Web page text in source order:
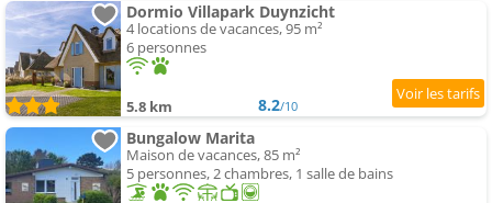
Dormio Villapark Duynzicht
4 locations de vacances, 95 m²
6 personnes
5.8 km 8.2/10
Bungalow Marita
Maison de vacances, 85 m²
5 personnes, 2 chambres, 1 salle de bains